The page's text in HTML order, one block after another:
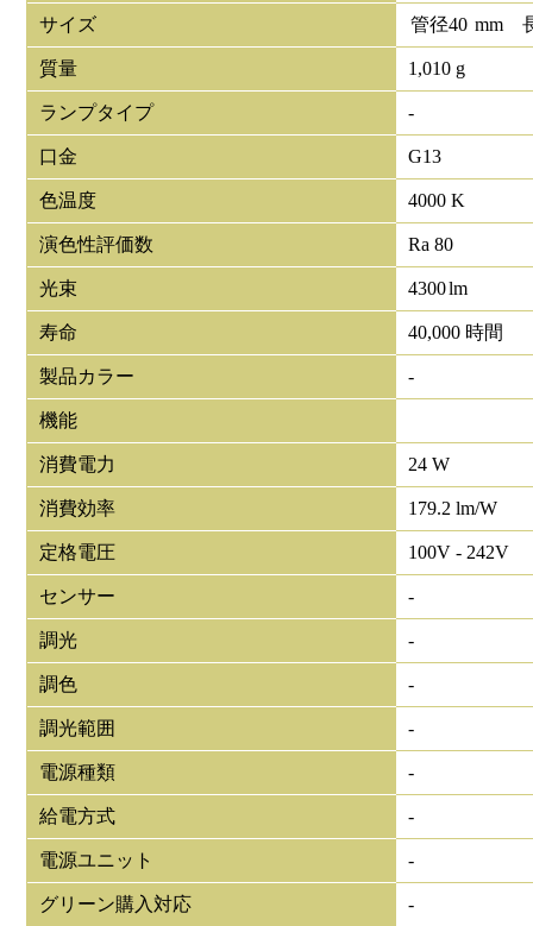
サイズ 管径40 mm
質量 1,010 g
ランプタイプ -
口金 G13
色温度 4000 K
演色性評価数 Ra 80
光束 4300lm
寿命 40,000 時間
製品カラー -
機能
消費電力 24 W
消費効率 179.2 lm/W
定格電圧 100V - 242V
センサー -
調光 -
調色 -
調光範囲 -
電源種類 -
給電方式 -
電源ユニット -
グリーン購入対応 -